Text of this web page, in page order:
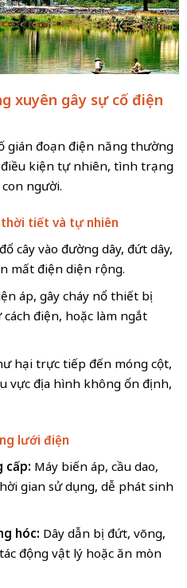
xuyên gây sự cố điện
gián đoạn điện năng thường
kiện tự nhiên, tình trạng
người.
thời tiết và tự nhiên
cây vào đường dây, đứt dây,
mất điện diện rộng.
áp, gây cháy nổ thiết bị
điện, hoặc làm ngắt
hại trực tiếp đến móng cột,
vực địa hình không ổn định,
lưới điện
cấp: Máy biến áp, cầu dao,
gian sử dụng, dễ phát sinh
hóc: Dây dẫn bị đứt, võng,
động vật lý hoặc ăn mòn